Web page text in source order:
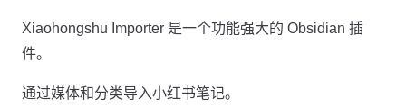
Xiaohongshu Importer 是一个功能强大的 Obsidian 插
件。
通过媒体和分类导入小红书笔记。